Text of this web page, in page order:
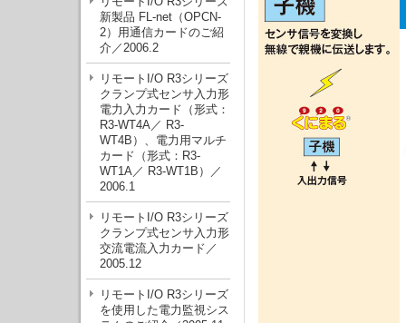
新製品 FL-net（OPCN-
2）用通信カードのご紹
介／2006.2
リモートI/O R3シリーズ
クランプ式センサ入力形
電力入力カード（形式：
R3-WT4A／ R3-
WT4B）、電力用マルチ
カード（形式：R3-
WT1A／ R3-WT1B）／
2006.1
リモートI/O R3シリーズ
クランプ式センサ入力形
交流電流入力カード／
2005.12
リモートI/O R3シリーズ
を使用した電力監視シス